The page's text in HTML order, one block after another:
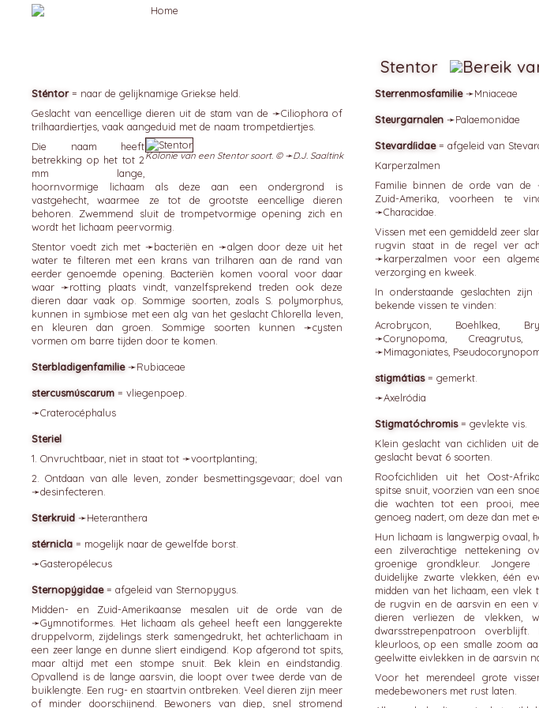
Stentor
Sténtor = naar de gelijknamige Griekse held.
Geslacht van eencellige dieren uit de stam van de ➛Ciliophora of
trilhaardiertjes, vaak aangeduid met de naam trompetdiertjes.
Kolonie van een Stentor soort. © ➛D.J. Saaltink
Die naam heeft
betrekking op het tot 2
mm lange,
hoornvormige lichaam als deze aan een ondergrond is
vastgehecht, waarmee ze tot de grootste eencellige dieren
behoren. Zwemmend sluit de trompetvormige opening zich en
wordt het lichaam peervormig.
Stentor voedt zich met ➛bacteriën en ➛algen door deze uit het
water te filteren met een krans van trilharen aan de rand van
eerder genoemde opening. Bacteriën komen vooral voor daar
waar ➛rotting plaats vindt, vanzelfsprekend treden ook deze
dieren daar vaak op. Sommige soorten, zoals S. polymorphus,
kunnen in symbiose met een alg van het geslacht Chlorella leven,
en kleuren dan groen. Sommige soorten kunnen ➛cysten
vormen om barre tijden door te komen.
Sterbladigenfamilie➛Rubiaceae
stercusmúscarum = vliegenpoep.
➛Craterocéphalus
Steriel
1. Onvruchtbaar, niet in staat tot ➛voortplanting;
2. Ontdaan van alle leven, zonder besmettingsgevaar; doel van
➛desinfecteren
Sterkruid ➛Heteranthera
stérnicla = mogelijk naar de gewelfde borst.
➛Gasteropélecus
Sternopýgidae = afgeleid van Sternopygus.
Midden- en Zuid-Amerikaanse mesalen uit de orde van de
➛Gymnotiformes . Het lichaam als geheel heeft een langgerekte
druppelvorm, zijdelings sterk samengedrukt, het achterlichaam in
een zeer lange en dunne sliert eindigend. Kop afgerond tot spits,
maar altijd met een stompe snuit. Bek klein en eindstandig.
Opvallend is de lange aarsvin, die loopt over twee derde van de
buiklengte. Een rug- en staartvin ontbreken. Veel dieren zijn meer
of minder doorschijnend. Bewoners van diep, snel stromend
Sterrenmosfamilie➛Mniaceae
Steurgarnalen➛Palaemonidae
Stevardíidae = afgeleid van
Karperzalmen
Familie binnen de orde van de
Zuid-Amerika, voorheen te
➛Characidae
Vissen met een gemiddeld zeer
rugvin staat in de regel ver
➛karperzalmen voor een
verzorging en kweek.
In onderstaande geslachten
bekende vissen te vinden:
Acrobrycon, Boehlkea,
➛Corynopoma ,
➛Mimagoniates,
stigmátias = gemerkt.
➛Axelródia
Stigmatóchromis = gevlekte vis.
Klein
geslacht bevat 6 soorten.
Roofcichliden uit het Oost-
spitse snuit, voorzien van een
die wachten tot een prooi,
genoeg nadert, om deze dan met
Hun lichaam is langwerpig ovaal,
een zilverachtige nettekening
groenige grondkleur.
duidelijke zwarte vlekken, één
midden van het lichaam, een
de rugvin en de aarsvin en een
dieren verliezen de vlekken,
dwarsstrepenpatroon
kleurloos, op een smalle zoom
geelwitte eivlekken in de aarsvin
Voor het merendeel grote
medebewoners met rust laten.